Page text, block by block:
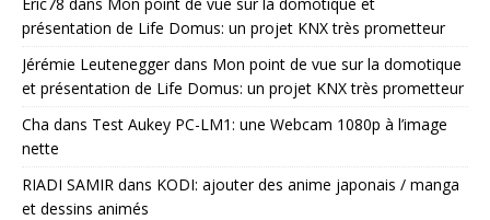
présentation de Life Domus: un projet KNX très prometteur
Jérémie Leuteneggerdans Mon point de vue sur la domotique
et présentation de Life Domus: un projet KNX très prometteur
Cha dans Test Aukey PC-LM1: une Webcam 1080p à l’image
nette
RIADI SAMIR dans KODI: ajouter des anime japonais / manga
et dessins animés